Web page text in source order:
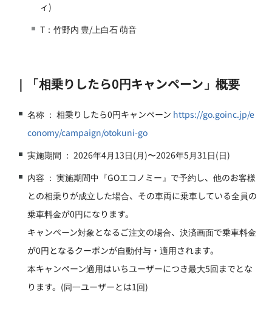
ィ)
T：竹野内 豊/上白石 萌音
｜「相乗りしたら0円キャンペーン」概要
名称 ： 相乗りしたら0円キャンペーン https://go.goinc.jp/e
conomy/campaign/otokuni-go
実施期間 ： 2026年4月13日(月)〜2026年5月31日(日)
内容 ： 実施期間中『GOエコノミー』で予約し、他のお客様
との相乗りが成立した場合、その車両に乗車している全員の
乗車料金が0円になります。
キャンペーン対象となるご注文の場合、決済画面で乗車料金
が0円となるクーポンが自動付与・適用されます。
本キャンペーン適用はいちユーザーにつき最大5回までとな
ります。(同一ユーザーとは1回)